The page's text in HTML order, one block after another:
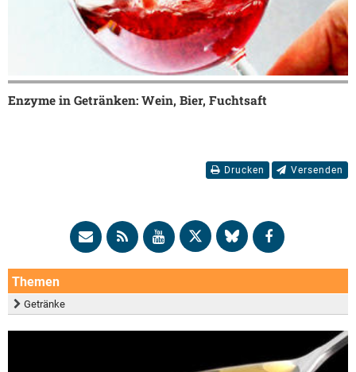
Enzyme in Getränken: Wein, Bier, Fuchtsaft
Drucken Versenden
Themen
Getränke